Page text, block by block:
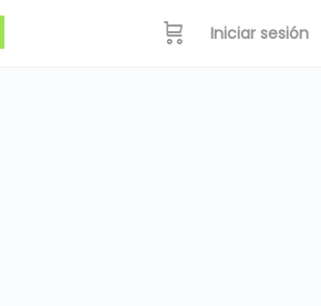
Iniciar sesión